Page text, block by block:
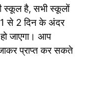
भी स्कूल है, सभी स्कूलों
1 से 2 दिन के अंदर
जाएगा। आप
प्राप्त कर सकते